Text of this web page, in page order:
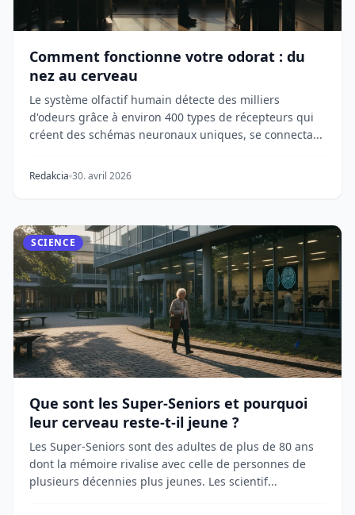
Comment fonctionne votre odorat : du
nez au cerveau
Le système olfactif humain détecte des milliers
d'odeurs grâce à environ 400 types de récepteurs qui
créent des schémas neuronaux uniques, se connecta...
Redakcia 30. avril 2026
SCIENCE
Que sont les Super-Seniors et pourquoi
leur cerveau reste-t-il jeune ?
Les Super-Seniors sont des adultes de plus de 80 ans
dont la mémoire rivalise avec celle de personnes de
plusieurs décennies plus jeunes. Les scientif...